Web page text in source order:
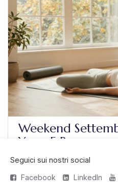
Weekend
Yoga E Benessere
per passare un week end
Seguici sui nostri social
Facebook
LinkedIn